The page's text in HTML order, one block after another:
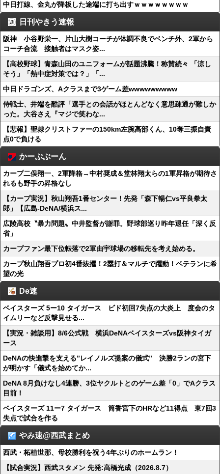
中日打線、金丸が降板した途端に打ち出すｗｗｗｗｗｗｗｗ
日刊やきう速報
阪神 小谷野栄一、片山大樹コーチが体調不良でベンチ外、2軍から
コーチ合流 接触者はマスク姿...
【高校野球】青森山田のユニフォームが話題沸騰！称賛続々 「涼し
そう」「熱中症対策では？」「...
中日ドラゴンズ、Aクラスまで3ゲーム差wwwwwwwww
侍戦士、井端を酷評「選手との会話がほとんどなく意思疎通が難しか
った。大谷さえ『マジで笑わな...
【悲報】聖隷クリストファーの150km左腕高部くん、10奪三振自責
点0で負ける
かーぷぶーん
カープ二俣翔一、2軍降格→中村奨成＆堂林翔太らの1軍昇格が期待さ
れるも野手の昇格なし
【カープ実況】秋山翔吾1番センター！先発「森下暢仁vs平良拳太
郎」【広島-DeNA/横浜ス...
広陵高校〝暴力問題〟中井監督が謝罪。野球部巡り昨年退任「深く反
省」
カープファン最下位転落で2軍由宇球場の移転先を考え始める。
カープ秋山翔吾プロ初4番抜擢！2塁打＆マルチで躍動！ベテランに希
望の光
De速
ベイスターズ 5ー10 タイガース ビド初回7失点の大炎上 度会のタ
イムリーなど反撃見せる...
【実況・雑談用】8/6公式戦 横浜DeNAベイスターズvs阪神タイガ
ース
DeNAの快進撃を支える”レイノルズ提案の儀式” 決勝2ランの宮下
が明かす「儀式を始めてか...
DeNA 8月負けなし4連勝、3位ヤクルトとのゲーム差「0」でAクラス
目前！
ベイスターズ 11ー7 タイガース 筒香宮下のHRなど11得点 東7回3
失点で試合を作る
やみ速@西武まとめ
西武・柘植世那、母校勝利を祝う4年ぶりのホームラン！
【試合実況】西武スタメン 先発:高橋光成（2026.8.7）